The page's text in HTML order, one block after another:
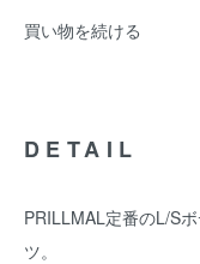
買い物を続ける
DETAIL
PRILLMAL定番のL/S
ツ。